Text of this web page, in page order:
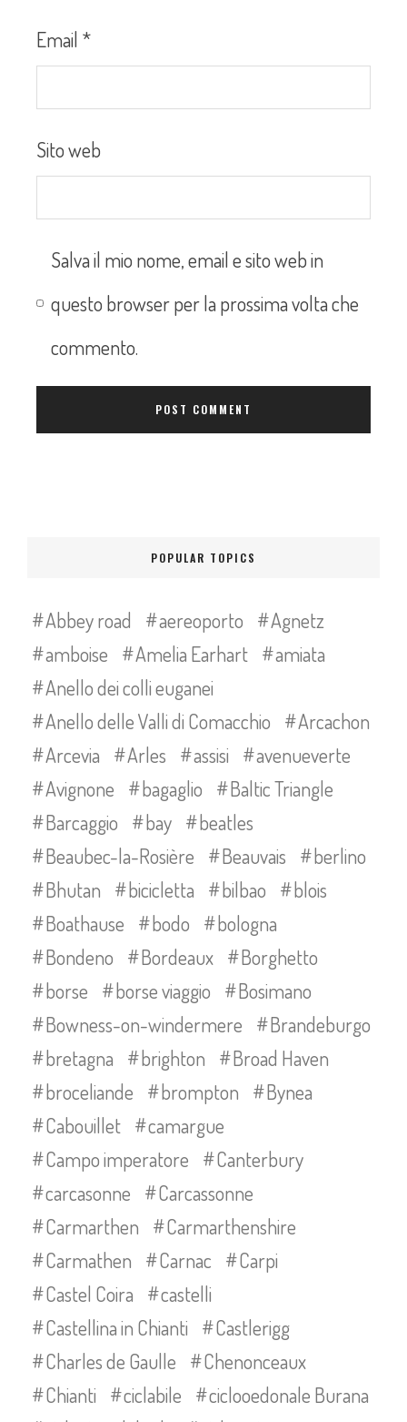
Email *
Sito web
Salva il mio nome, email e sito web in
questo browser per la prossima volta che
commento.
POPULAR TOPICS
Abbey road aereoporto
Agnetz
amboise
Amelia Earhart
amiata
Anello dei colli euganei
Anello delle Valli di Comacchio
Arcachon
Arcevia
Arles assisi
avenueverte
Avignone
bagaglio
Baltic Triangle
Barcaggio
bay
beatles
Beaubec-la-Rosière
Beauvais
berlino
Bhutan
bicicletta bilbao
blois
Boathause
bodo
bologna
Bondeno
Bordeaux
Borghetto
borse
borse viaggio
Bosimano
Bowness-on-windermere
Brandeburgo
bretagna
brighton
Broad Haven
broceliande
brompton
Bynea
Cabouillet
camargue
Campo imperatore
Canterbury
carcasonne
Carcassonne
Carmarthen
Carmarthenshire
Carmathen
Carnac
Carpi
Castel Coira
castelli
Castellina in Chianti
Castlerigg
Charles de Gaulle
Chenonceaux
Chianti
ciclabile
ciclooedonale Burana